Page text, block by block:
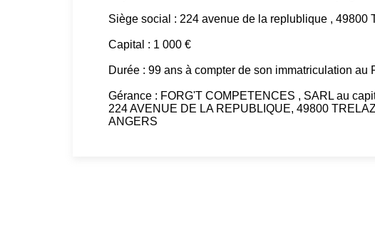
Siège social : 224 avenue de la replublique , 49800
Capital : 1 000 €
Durée : 99 ans à compter de son immatriculation au
Gérance : FORG'T COMPETENCES , SARL au
224 AVENUE DE LA REPUBLIQUE, 49800
ANGERS